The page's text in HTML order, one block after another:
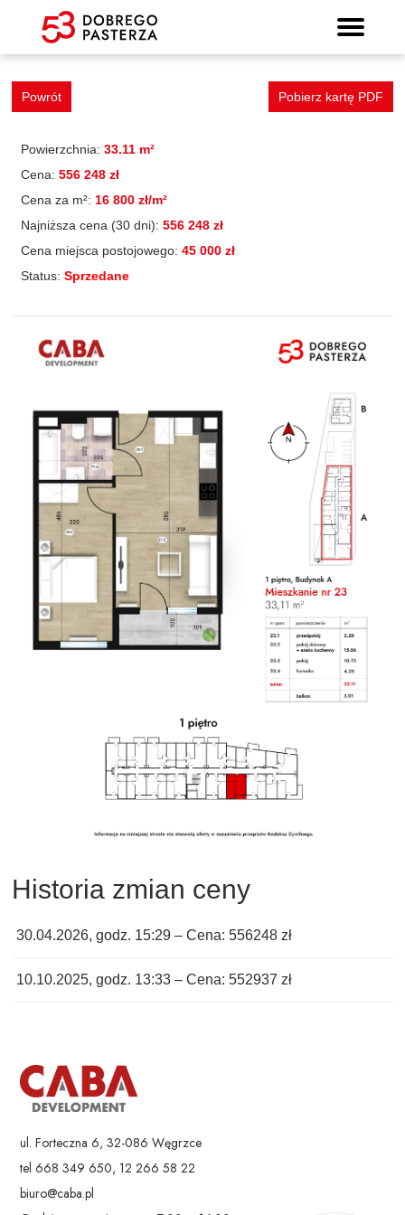
Mieszkanie 23
Wyszukiwarka mieszkań
Powrót Pobierz kartę PDF
Powierzchnia: 33.11 m²
Cena: 556 248 zł
Cena za m²: 16 800 zł/m²
Najniższa cena (30 dni): 556 248 zł
Cena miejsca postojowego: 45 000 zł
Status: Sprzedane
Historia zmian ceny
30.04.2026, godz. 15:29 – Cena: 556248 zł
10.10.2025, godz. 13:33 – Cena: 552937 zł
ul. Forteczna 6, 32-086 Węgrzce
tel 668 349 650, 12 266 58 22
biuro@caba.pl